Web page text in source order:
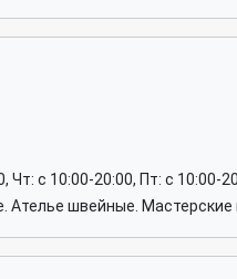
Чт: c 10:00-20:00, Пт: c 10:00-
швейные.